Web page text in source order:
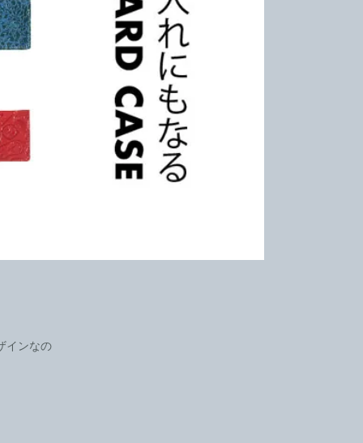
インなの